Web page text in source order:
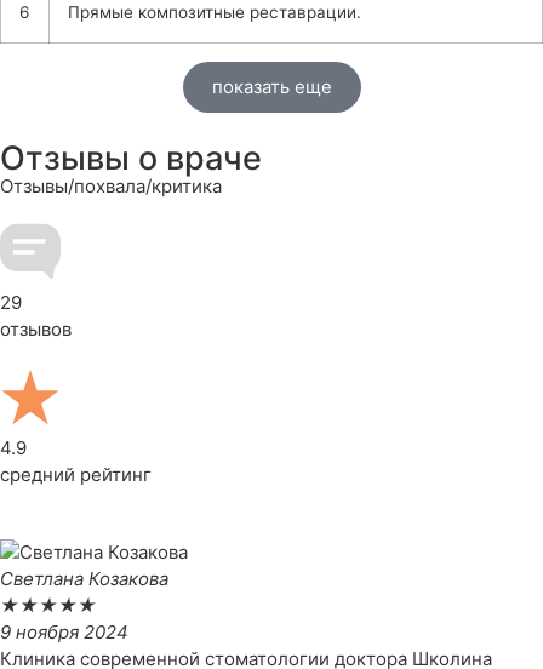
6 Прямые композитные реставрации.
показать еще
Отзывы о враче
Отзывы/похвала/критика
29
отзывов
4.9
средний рейтинг
Светлана Козакова
★★★★★
9 ноября 2024
Клиника современной стоматологии доктора Школина